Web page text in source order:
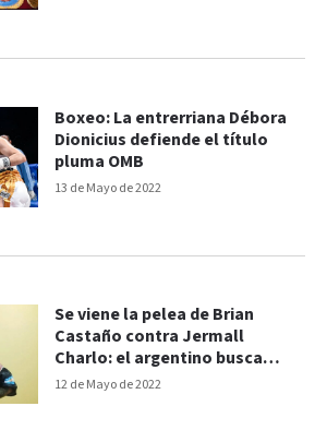
13 de Mayo de 2022
Boxeo: La entrerriana Débora
Dionicius defiende el título
pluma OMB
12 de Mayo de 2022
Se viene la pelea de Brian
Castaño contra Jermall
Charlo: el argentino busca
hacer historia